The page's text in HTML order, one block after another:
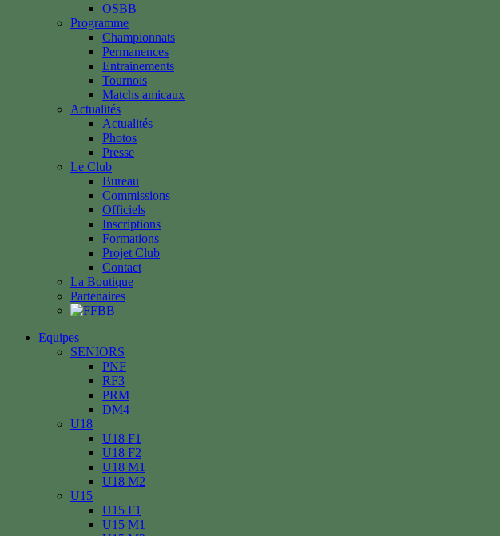
OSBB
Programme
Championnats
Permanences
Entrainements
Tournois
Matchs amicaux
Actualités
Actualités
Photos
Presse
Le Club
Bureau
Commissions
Officiels
Inscriptions
Formations
Projet Club
Contact
La Boutique
Partenaires
Equipes
SENIORS
PNF
RF3
PRM
DM4
U18
U18 F1
U18 F2
U18 M1
U18 M2
U15
U15 F1
U15 M1